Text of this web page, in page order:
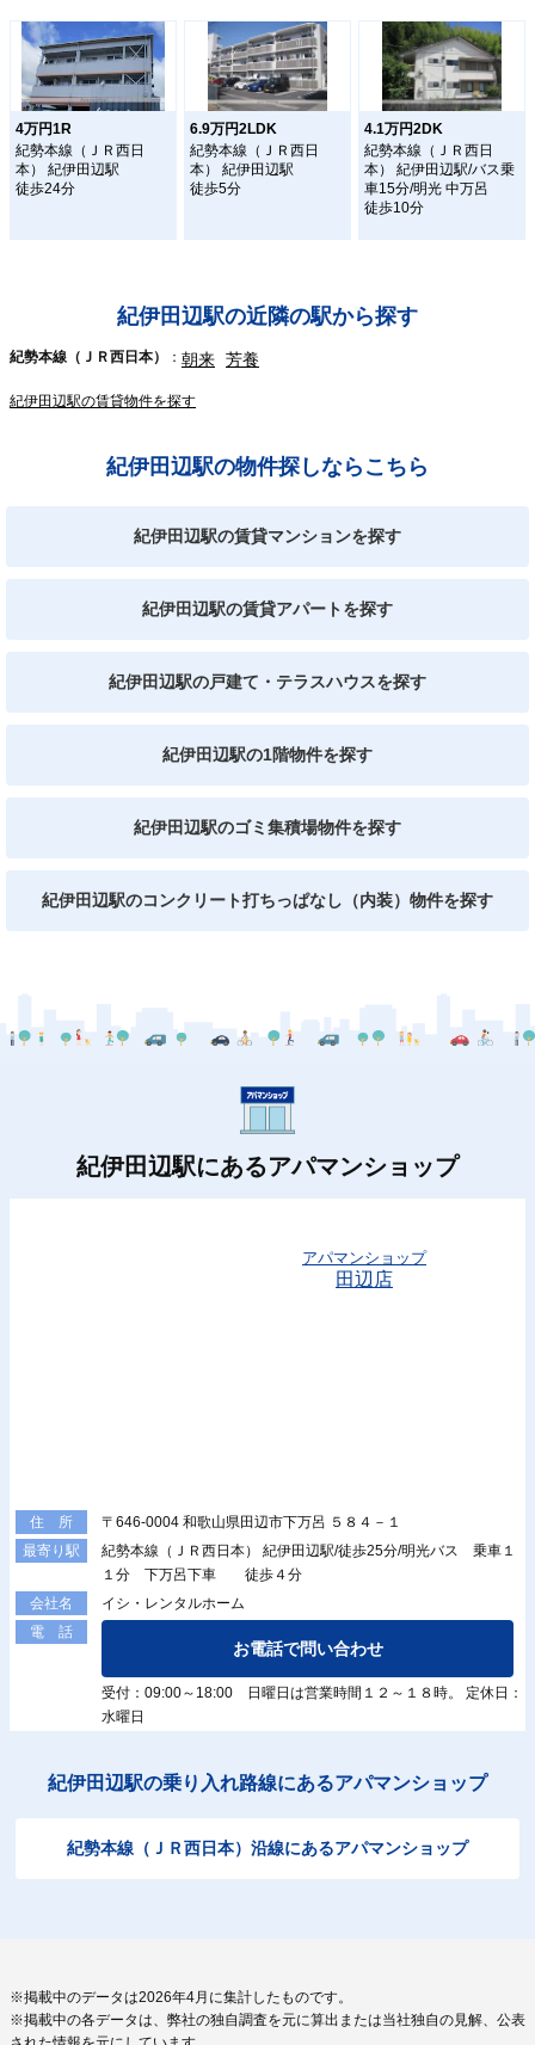
4万円1R
紀勢本線（ＪＲ西日
本） 紀伊田辺駅
徒歩24分
6.9万円2LDK
紀勢本線（ＪＲ西日
本） 紀伊田辺駅
徒歩5分
4.1万円2DK
紀勢本線（ＪＲ西日
本） 紀伊田辺駅/バス乗
車15分/明光 中万呂
徒歩10分
紀伊田辺駅の近隣の駅から探す
紀勢本線（ＪＲ西日本） 朝来 芳養
紀伊田辺駅の賃貸物件を探す
紀伊田辺駅の物件探しならこちら
紀伊田辺駅の賃貸マンションを探す
紀伊田辺駅の賃貸アパートを探す
紀伊田辺駅の戸建て・テラスハウスを探す
紀伊田辺駅の1階物件を探す
紀伊田辺駅のゴミ集積場物件を探す
紀伊田辺駅のコンクリート打ちっぱなし（内装）物件を探す
紀伊田辺駅にあるアパマンショップ
アパマンショップ
田辺店
住 所
〒646-0004 和歌山県田辺市下万呂 ５８４－１
最寄り駅
紀勢本線（ＪＲ西日本） 紀伊田辺駅/徒歩25分/明光バス 乗車１
１分 下万呂下車 徒歩４分
会社名
イシ・レンタルホーム
電 話
お電話で問い合わせ
受付：09:00～18:00 日曜日は営業時間１２～１８時。 定休日：
水曜日
紀伊田辺駅の乗り入れ路線にあるアパマンショップ
紀勢本線（ＪＲ西日本）沿線にあるアパマンショップ
※掲載中のデータは2026年4月に集計したものです。
※掲載中の各データは、弊社の独自調査を元に算出または当社独自の見解、公表
された情報を元にしています。